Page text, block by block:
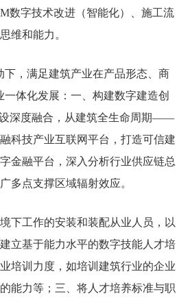
数字技术改进（智能化）、施工流
维和能力。
，满足建筑产业在产品形态、商
体化发展：一、构建数字建造创
设深度融合，从建筑全生命周期——
科技产业互联网平台，打造可信建
金融平台，深入分析行业供应链总
多点支撑区域辐射效应。
下工作的安装和装配从业人员，以
立基于能力水平的数字技能人才培
培训力度，如培训建筑行业的企业
能力等；三、将人才培养标准与职